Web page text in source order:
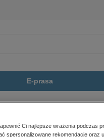
E-prasa
informacyjne
Ci najlepsze wrażenia podczas
spersonalizowane rekomendacje oraz